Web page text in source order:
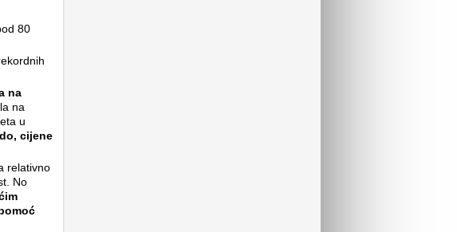
80
na
na
u
cijene
relativno
No